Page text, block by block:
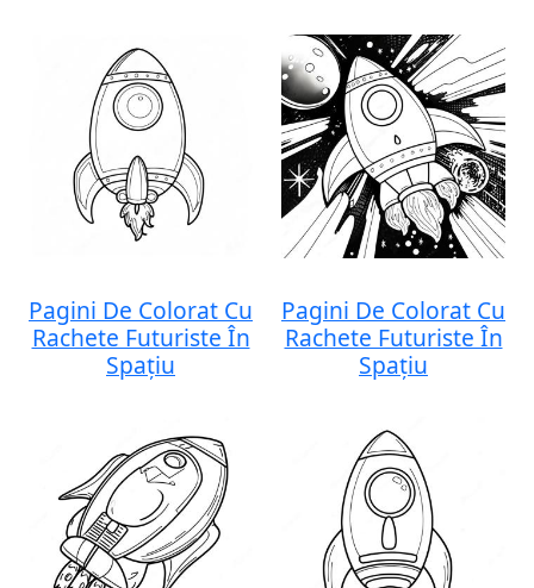
Pagini De Colorat Cu
Rachete Futuriste În
Spațiu
Pagini De Colorat Cu
Rachete Futuriste În
Spațiu